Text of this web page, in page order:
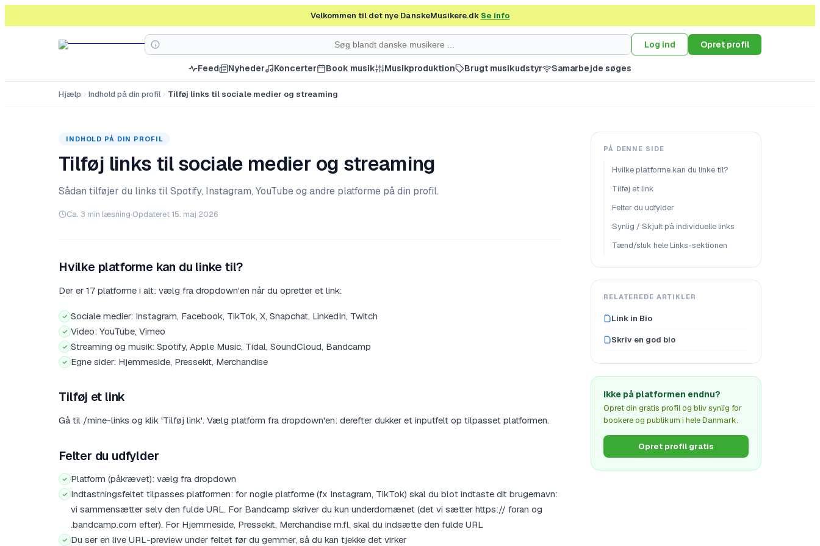
Velkommen til det nye DanskeMusikere.dk Se info
Log ind Opret profil
Feed Nyheder Koncerter Book musik Musikproduktion Brugt musikudstyr Samarbejde søges
Hjælp Indhold på din profil Tilføj links til sociale medier og streaming
INDHOLD PÅ DIN PROFIL
Tilføj links til sociale medier og streaming
Sådan tilføjer du links til Spotify, Instagram, YouTube og andre platforme på din profil.
Ca. 3 min læsning·Opdateret 15. maj 2026
Hvilke platforme kan du linke til?
Der er 17 platforme i alt: vælg fra dropdown'en når du opretter et link:
Sociale medier: Instagram, Facebook, TikTok, X, Snapchat, LinkedIn, Twitch
Video: YouTube, Vimeo
Streaming og musik: Spotify, Apple Music, Tidal, SoundCloud, Bandcamp
Egne sider: Hjemmeside, Pressekit, Merchandise
Tilføj et link
Gå til /mine-links og klik 'Tilføj link'. Vælg platform fra dropdown'en: derefter dukker et inputfelt op tilpasset platformen.
Felter du udfylder
Platform (påkrævet): vælg fra dropdown
Indtastningsfeltet tilpasses platformen: for nogle platforme (fx Instagram, TikTok) skal du blot indtaste dit brugernavn:
vi sammensætter selv den fulde URL. For Bandcamp skriver du kun underdomænet (det vi sætter https:// foran og
.bandcamp.com efter). For Hjemmeside, Pressekit, Merchandise m.fl. skal du indsætte den fulde URL
Du ser en live URL-preview under feltet før du gemmer, så du kan tjekke det virker
PÅ DENNE SIDE
Hvilke platforme kan du linke til?
Tilføj et link
Felter du udfylder
Synlig / Skjult på individuelle links
Tænd/sluk hele Links-sektionen
RELATEREDE ARTIKLER
Link in Bio
Skriv en god bio
Ikke på platformen endnu?
Opret din gratis profil og bliv synlig for
bookere og publikum i hele Danmark.
Opret profil gratis